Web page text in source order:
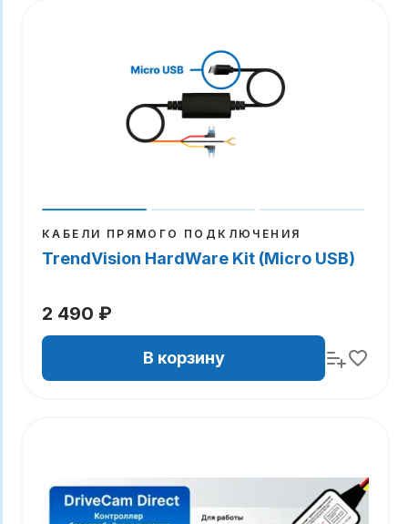
КАБЕЛИ ПРЯМОГО ПОДКЛЮЧЕНИЯ
TrendVision HardWare Kit (Micro USB)
2 490 ₽
В корзину